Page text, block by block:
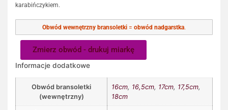
karabińczykiem.
Obwód wewnętrzny bransoletki = obwód nadgarstka.
Zmierz obwód - drukuj miarkę
Informacje dodatkowe
Obwód bransoletki
(wewnętrzny)
16cm, 16,5cm, 17cm, 17,5cm,
18cm